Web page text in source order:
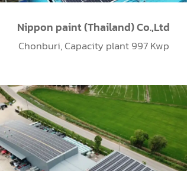
Chonburi, Capacity plant 997 Kwp